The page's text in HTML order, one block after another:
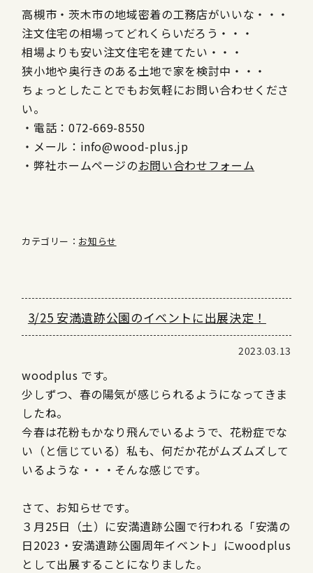
高槻市・茨木市の地域密着の工務店がいいな・・・
注文住宅の相場ってどれくらいだろう・・・
相場よりも安い注文住宅を建てたい・・・
狭小地や奥行きのある土地で家を検討中・・・
ちょっとしたことでもお気軽にお問い合わせくださ
い。
・電話：072-669-8550
・メール：info@wood-plus.jp
・弊社ホームページのお問い合わせフォーム
カテゴリー： お知らせ
3/25 安満遺跡公園のイベントに出展決定！
2023.03.13
woodplus です。
少しずつ、春の陽気が感じられるようになってきま
したね。
今春は花粉もかなり飛んでいるようで、花粉症でな
い（と信じている）私も、何だか花がムズムズして
いるような・・・そんな感じです。
さて、お知らせです。
３月25日（土）に安満遺跡公園で行われる「安満の
日2023・安満遺跡公園周年イベント」にwoodplus
として出展することになりました。